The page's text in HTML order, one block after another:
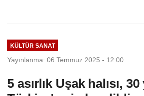
KÜLTÜR SANAT
Yayınlanma: 06 Temmuz 2025 - 12:00
5 asırlık Uşak halısı,